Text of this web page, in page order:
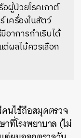
ผู้ป่วยโรคเกาต์
เครื่องในสัตว์
อาการกำเริบได้
ผลไม้ควรเลือก
คนไข้ถือสมุดตรวจ
ที่โรงพยาบาล (ไม่